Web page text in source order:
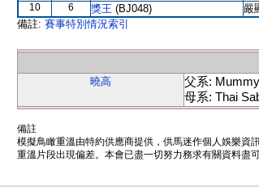
10
6 獎王 (BJ048) 嚴
備註: 賽事特別情況索引
曉高
父系:
母系: Thai
備註
模擬鳥瞰重溫由特約供應商提供，供馬迷作個人娛樂資
重溫片段出現偏差。本會已盡一切努力務求有關資料盡